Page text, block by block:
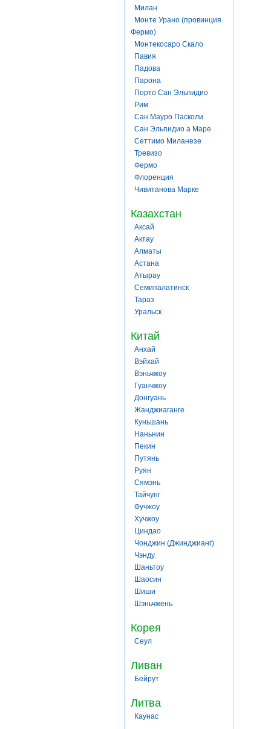
Милан
Монте Урано (провинция
Фермо)
Монтекосаро Скало
Павия
Падова
Парона
Порто Сан Эльпидио
Рим
Сан Мауро Пасколи
Сан Эльпидио а Маре
Сеттимо Миланезе
Тревизо
Фермо
Флоренция
Чивитанова Марке
Казахстан
Аксай
Актау
Алматы
Астана
Атырау
Семипалатинск
Тараз
Уральск
Китай
Анхай
Вэйхай
Вэньчжоу
Гуанчжоу
Донгуань
Жанджиаганге
Куньшань
Наньнин
Пекин
Путянь
Руян
Сямэнь
Тайчунг
Фучжоу
Хучжоу
Циндао
Чонджин (Джинджианг)
Чэнду
Шаньтоу
Шаосин
Шиши
Шэньчжень
Корея
Сеул
Ливан
Бейрут
Литва
Каунас